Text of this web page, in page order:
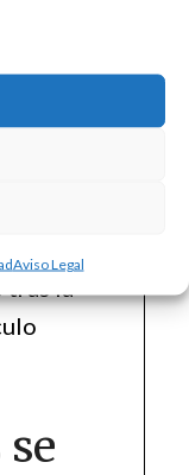
Aviso Legal
o
de
la
tras la